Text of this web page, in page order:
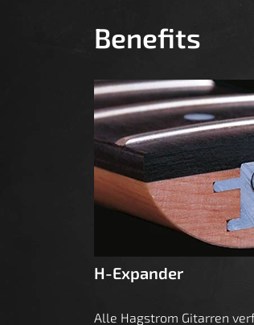
Benefits
H-Expander
Alle Hagstrom Gitarren